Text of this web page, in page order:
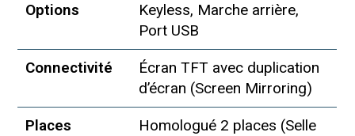
Options
Keyless, Marche arrière,
Port USB
Connectivité
Écran TFT avec duplication
d’écran (Screen Mirroring)
Places
Homologué 2 places (Selle